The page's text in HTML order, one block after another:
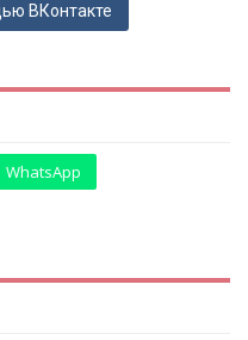
ВКонтакте
WhatsApp